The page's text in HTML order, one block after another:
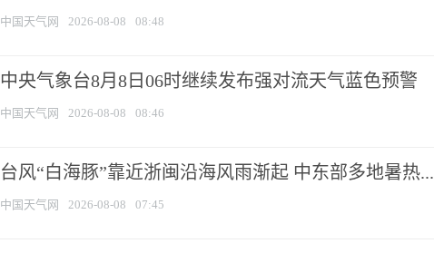
中国天气网 2026-08-08 08:48
中央气象台8月8日06时继续发布强对流天气蓝色预警
中国天气网 2026-08-08 08:46
台风“白海豚”靠近浙闽沿海风雨渐起 中东部多地暑热...
中国天气网 2026-08-08 07:45